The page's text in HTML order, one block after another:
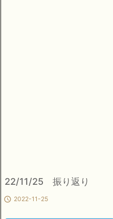
22/11/25 振り返り
 2022-11-25